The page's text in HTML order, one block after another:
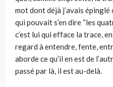
mot dont déjà j’avais
qui pouvait s’en dire “les
c’est lui qui efface la trace,
regard à entendre, fente,
aborde ce qu’il en est de
passé par là, il est au-delà.